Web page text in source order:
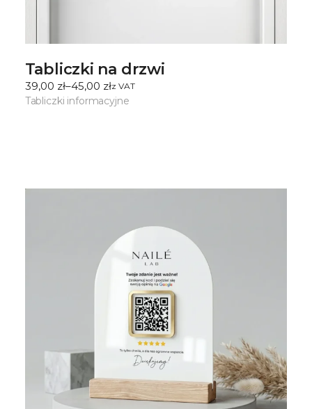
Tabliczki na drzwi
39,00 zł–45,00 zł
Zakres
cen:
ㅤz VAT
Tabliczki informacyjne